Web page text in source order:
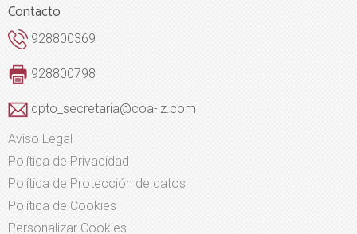
Contacto
928800369
928800798
dpto_secretaria@coa-lz.com
Aviso Legal
Política de Privacidad
Política de Protección de datos
Política de Cookies
Personalizar Cookies